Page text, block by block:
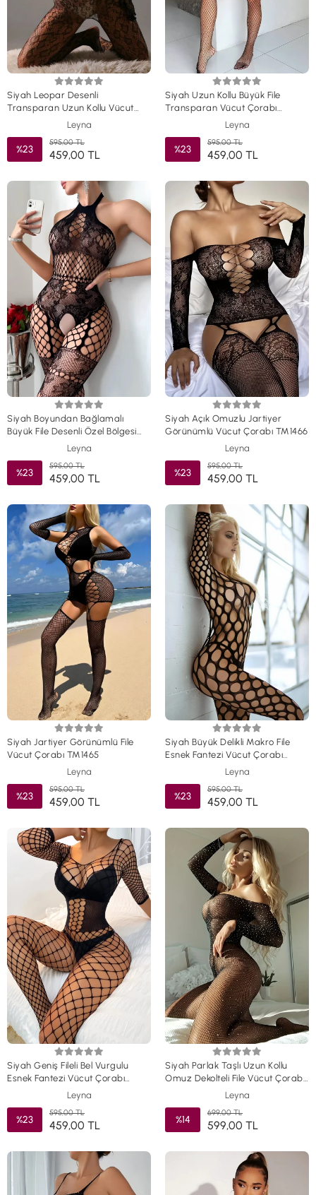
Siyah Leopar Desenli
Transparan Uzun Kollu Vücut
Çorabı TM1469Leyna
%23
595,00 TL
459,00 TL
Siyah Uzun Kollu Büyük File
Transparan Vücut Çorabı
Leyna
%23
595,00 TL
459,00 TL
Siyah Boyundan Bağlamalı
Büyük File Desenli Özel Bölgesi
Açık Vücut Çorabı TM1467
Leyna
%23
595,00 TL
459,00 TL
Siyah Açık Omuzlu Jartiyer
Görünümlü Vücut Çorabı TM1466
Leyna
%23
595,00 TL
459,00 TL
Siyah Jartiyer Görünümlü File
Vücut Çorabı TM1465
Leyna
%23
595,00 TL
459,00 TL
Siyah Büyük Delikli Makro File
Esnek Fantezi Vücut Çorabı
Leyna
%23
595,00 TL
459,00 TL
Siyah Geniş Fileli Bel Vurgulu
Esnek Fantezi Vücut Çorabı
Leyna
%23
595,00 TL
459,00 TL
Siyah Parlak Taşlı Uzun Kollu
Omuz Dekolteli File Vücut Çorabı
Leyna
%14
699,00 TL
599,00 TL